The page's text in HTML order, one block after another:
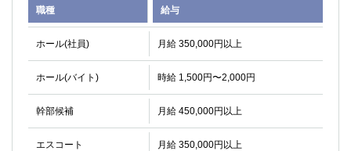
職種 給与
ホール(社員) 月給 350,000円以上
ホール(バイト) 時給 1,500円〜2,000円
幹部候補 月給 450,000円以上
エスコート 月給 350,000円以上
埼玉県
南越谷
草加
南浦和
所沢
熊谷
獨協大学前＜草加松原＞
北浦和（西口）